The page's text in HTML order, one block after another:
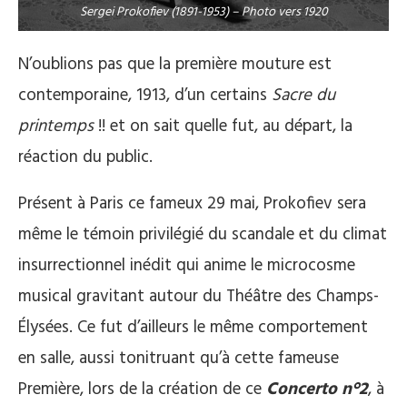
Sergei Prokofiev (1891-1953) – Photo vers 1920
N’oublions pas que la première mouture est
contemporaine, 1913, d’un certains Sacre du
printemps!! et on sait quelle fut, au départ, la
réaction du public.
Présent à Paris ce fameux 29 mai, Prokofiev sera
même le témoin privilégié du scandale et du climat
insurrectionnel inédit qui anime le microcosme
musical gravitant autour du Théâtre des Champs-
Élysées. Ce fut d’ailleurs le même comportement
en salle, aussi tonitruant qu’à cette fameuse
Première, lors de la création de ce Concerto n°2, à